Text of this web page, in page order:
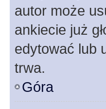
autor może
ankiecie już
edytować lub
trwa.
Góra